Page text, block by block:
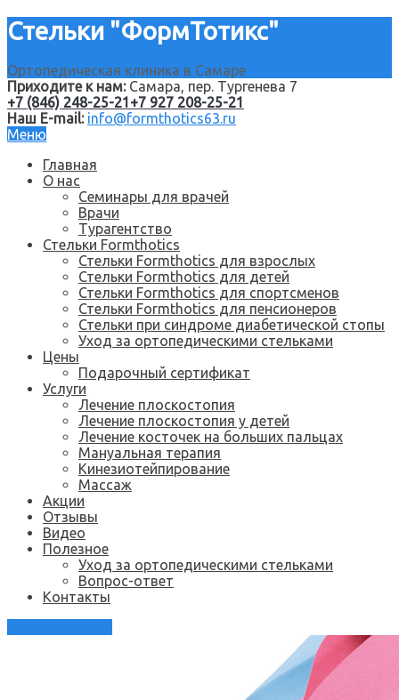
Стельки "ФормТотикс"
Ортопедическая клиника в Самаре
Приходите к нам:Самара, пер. Тургенева 7
+7 (846) 248-25-21 +7 927 208-25-21
Наш E-mail: info@formthotics63.ru
Меню
Главная
О нас
Семинары для врачей
Врачи
Турагентство
Стельки Formthotics
Стельки Formthotics для взрослых
Стельки Formthotics для детей
Стельки Formthotics для спортсменов
Стельки Formthotics для пенсионеров
Стельки при синдроме диабетической стопы
Уход за ортопедическими стельками
Цены
Подарочный сертификат
Услуги
Лечение плоскостопия
Лечение плоскостопия у детей
Лечение косточек на больших пальцах
Мануальная терапия
Кинезиотейпирование
Массаж
Акции
Отзывы
Видео
Полезное
Уход за ортопедическими стельками
Вопрос-ответ
Контакты